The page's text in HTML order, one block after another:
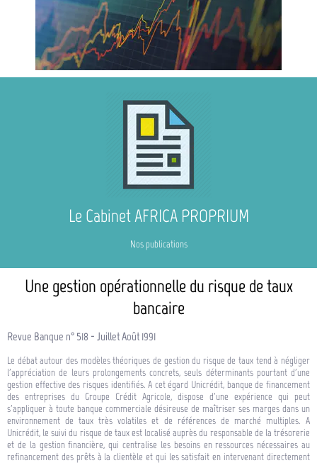
Le Cabinet AFRICA PROPRIUM
Nos publications
Une gestion opérationnelle du risque de taux
bancaire
Revue Banque n° 518 - Juillet Août 1991
Le débat autour des modèles théoriques de gestion du risque de taux tend à négliger
l'appréciation de leurs prolongements concrets, seuls déterminants pourtant d'une
gestion effective des risques identifiés. A cet égard Unicrédit, banque de financement
des entreprises du Groupe Crédit Agricole, dispose d'une expérience qui peut
s'appliquer à toute banque commerciale désireuse de maîtriser ses marges dans un
environnement de taux très volatiles et de références de marché multiples. A
Unicrédit, le suivi du risque de taux est localisé auprès du responsable de la trésorerie
et de la gestion financière, qui centralise les besoins en ressources nécessaires au
refinancement des prêts à la clientèle et qui les satisfait en intervenant directement